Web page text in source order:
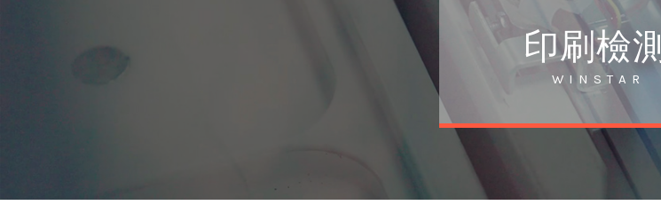
印刷檢測
W I N S T A R